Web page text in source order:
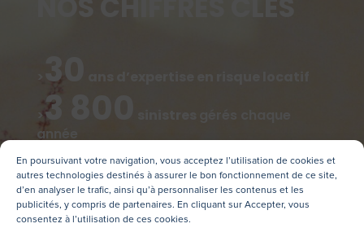
En poursuivant votre navigation, vous acceptez l’utilisation de cookies et
autres technologies destinés à assurer le bon fonctionnement de ce site,
d’en analyser le trafic, ainsi qu’à personnaliser les contenus et les
publicités, y compris de partenaires. En cliquant sur Accepter, vous
consentez à l’utilisation de ces cookies.
> 30
>3 800
gérés chaque
année
>96 000lots couverts en GLI
>4 200immeubles assurés